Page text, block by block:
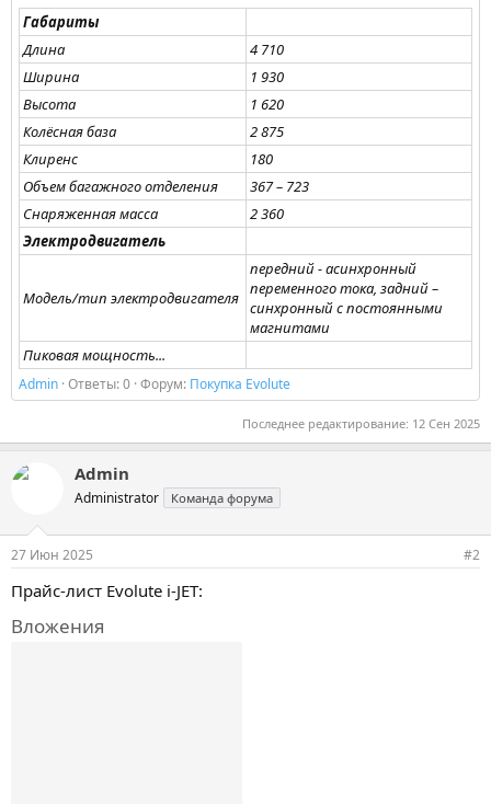
Габариты
Длина
4 710
Ширина
1 930
Высота
1 620
Колёсная база
2 875
Клиренс
180
Объем багажного отделения
367 – 723
Снаряженная масса
2 360
Электродвигатель
Модель/тип электродвигателя
передний - асинхронный
переменного тока, задний –
синхронный с постоянными
магнитами
Пиковая мощность...
Admin Ответы: 0 Форум: Покупка Evolute
Последнее редактирование: 12 Сен 2025
Admin
Administrator Команда форума
27 Июн 2025 #2
Прайс-лист Evolute i-JET:
Вложения